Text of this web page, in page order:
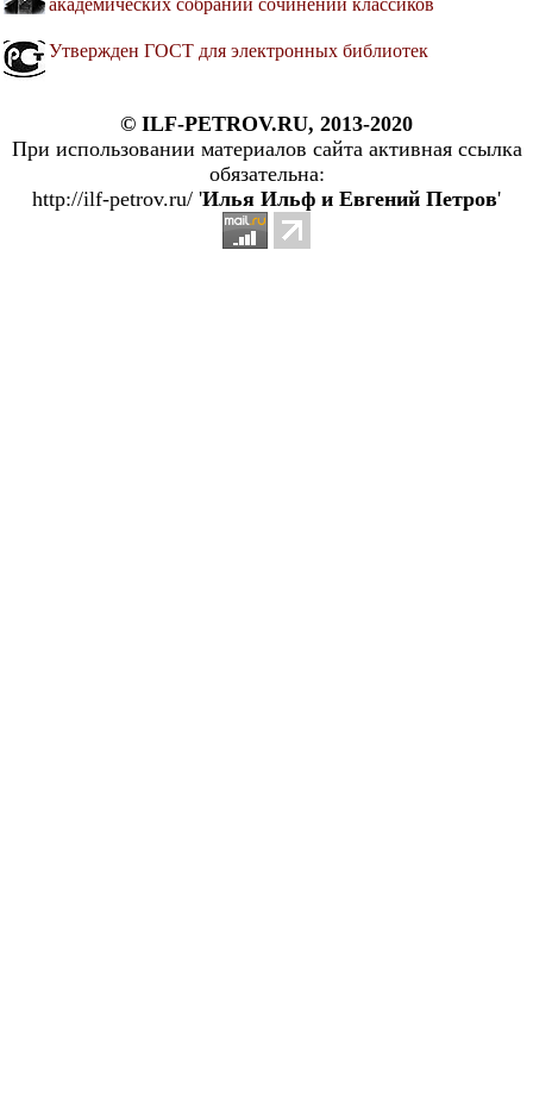
Утвержден ГОСТ для электронных библиотек
© ILF-PETROV.RU, 2013-2020
При использовании материалов сайта активная ссылка
обязательна:
http://ilf-petrov.ru/ 'Илья Ильф и Евгений Петров'